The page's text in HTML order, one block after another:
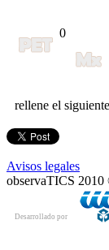
0
rellene el siguiente
Avisos legales
observaTICS
Desarrollado por